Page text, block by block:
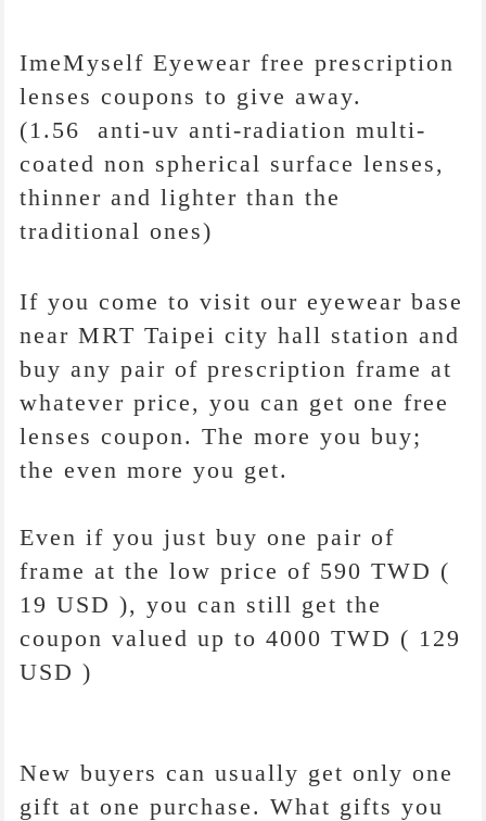
ImeMyself Eyewear free prescription
lenses coupons to give away.
(1.56 anti-uv anti-radiation multi-
coated non spherical surface lenses,
thinner and lighter than the
traditional ones)
If you come to visit our eyewear base
near MRT Taipei city hall station and
buy any pair of prescription frame at
whatever price, you can get one free
lenses coupon. The more you buy;
the even more you get.
Even if you just buy one pair of
frame at the low price of 590 TWD (
19 USD ), you can still get the
coupon valued up to 4000 TWD ( 129
USD )
New buyers can usually get only one
gift at one purchase. What gifts you